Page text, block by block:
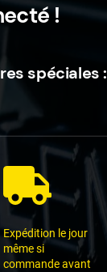
!
spéciales :
Expédition le jour
même si
commande avant